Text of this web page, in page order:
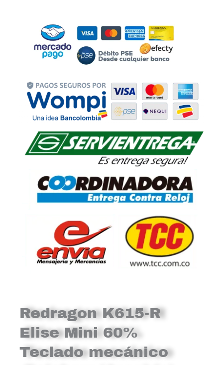
Redragon K615-R
Elise Mini 60%
Teclado mecánico